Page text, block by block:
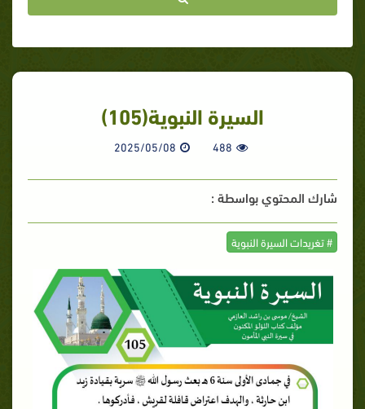
السيرة النبوية(105)
488
2025/05/08
شارك المحتوي بواسطة :
# تغريدات السيرة النبوية